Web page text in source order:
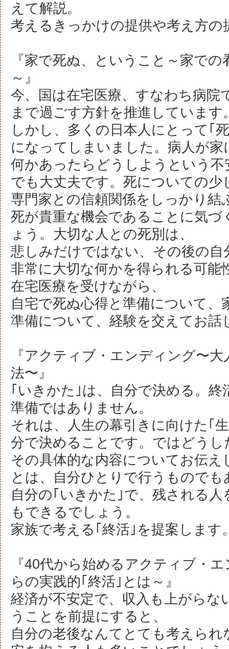
えて解説。
考えるきっかけの提供や考え方の
『家で死ぬ、ということ～家で
～』
今、国は在宅医療、すなわち病院
まで過ごす方針を推進しています
しかし、多くの日本人にとって｢
になってしまいました。病人が家
何かあったらどうしようという
でも大丈夫です。死についての少
専門家との信頼関係をしっかり結
死が貴重な機会であることに気
ょう。大切な人との死別は、
悲しみだけではない、その後の自
非常に大切な何かを得られる可能
在宅医療を受けながら、
自宅で死ぬ心得と準備について、
準備について、経験を交えてお話
『アクティブ・エンディング〜
法〜』
｢いきかた｣は、自分で決める。
準備ではありません。
それは、人生の幕引きに向けた｢
分で決めることです。ではどう
その具体的な内容についてお伝え
とは、自分ひとりで行うものでも
自分の｢いきかた｣で、残される
もできるでしょう。
家族で考える｢終活｣を提案します
『40代から始めるアクティブ・
らの実践的｢終活｣とは～』
経済が不安定で、収入も上がらな
うことを前提にすると、
自分の老後なんてとても考えら